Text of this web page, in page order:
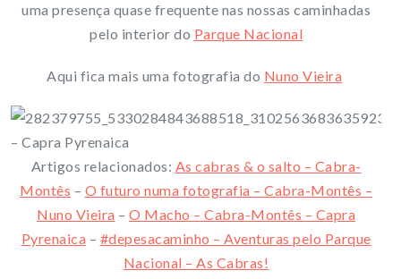
uma presença quase frequente nas nossas caminhadas
pelo interior do Parque Nacional
Aqui fica mais uma fotografia do Nuno Vieira
Artigos relacionados: As cabras & o salto – Cabra-
Montês – O futuro numa fotografia – Cabra-Montês –
Nuno Vieira – O Macho – Cabra-Montês – Capra
Pyrenaica – #depesacaminho – Aventuras pelo Parque
Nacional – As Cabras!